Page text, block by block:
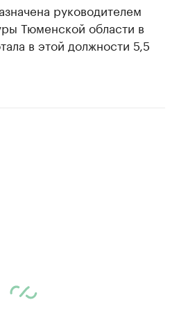
руководителем
Тюменской области в
в этой должности 5,5